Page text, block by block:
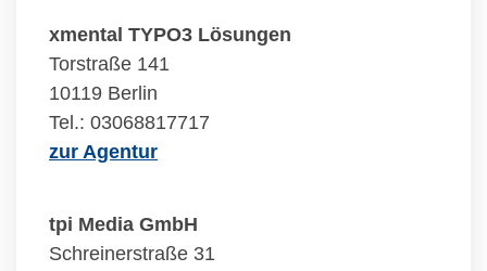
xmental TYPO3 Lösungen
Torstraße 141
10119 Berlin
Tel.: 03068817717
zur Agentur
tpi Media GmbH
Schreinerstraße 31